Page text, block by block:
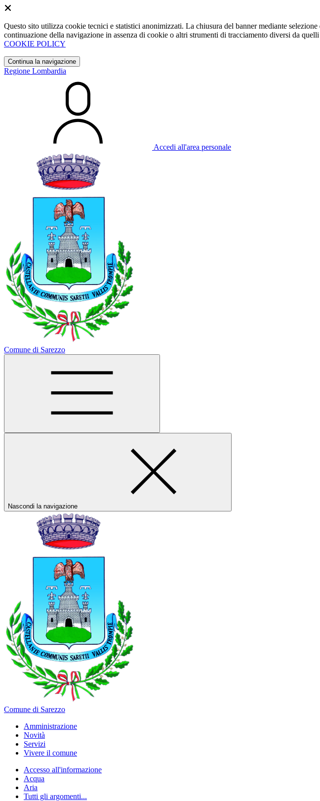
Questo sito utilizza cookie tecnici e statistici anonimizzati. La chiusura del banner mediante
continuazione della navigazione in assenza di cookie o altri strumenti di tracciamento diversi da
COOKIE POLICY
Continua la navigazione
Regione Lombardia
Accedi all'area personale
Comune di Sarezzo
Nascondi la navigazione
Comune di Sarezzo
Amministrazione
Novità
Servizi
Vivere il comune
Accesso all'informazione
Acqua
Aria
Tutti gli argomenti...